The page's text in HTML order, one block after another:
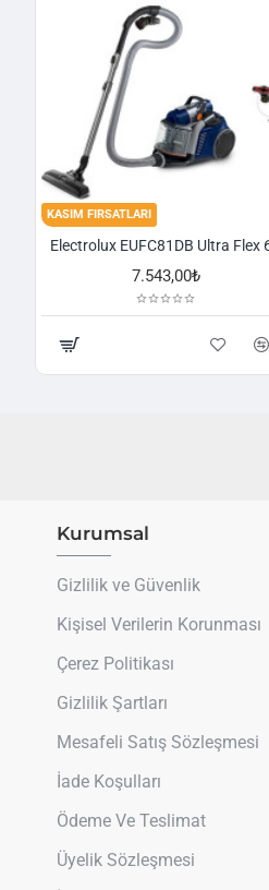
KASIM FIRSATLARI
7.543,00₺
Kurumsal
Gizlilik ve Güvenlik
Kişisel Verilerin Korunması
Çerez Politikası
Gizlilik Şartları
Mesafeli Satış Sözleşmesi
İade Koşulları
Ödeme Ve Teslimat
Üyelik Sözleşmesi